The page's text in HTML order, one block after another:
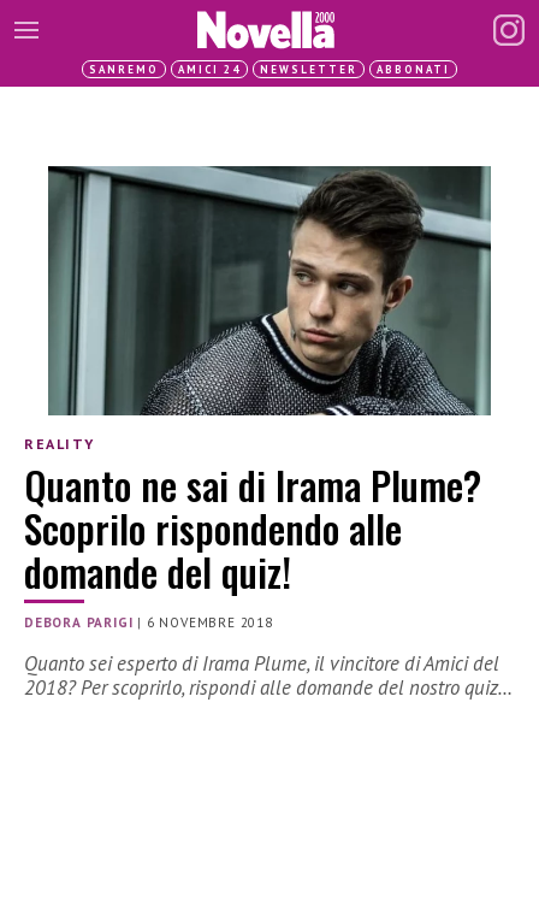
SANREMO AMICI 24 NEWSLETTER ABBONATI
REALITY
Quanto ne sai di Irama Plume?
Scoprilo rispondendo alle
domande del quiz!
DEBORA PARIGI | 6 NOVEMBRE 2018
Quanto sei esperto di Irama Plume, il vincitore di Amici del
2018? Per scoprirlo, rispondi alle domande del nostro quiz…